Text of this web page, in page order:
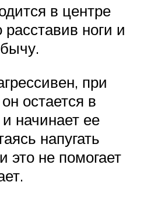
в центре
ноги и
при
остается в
начинает ее
напугать
это не помогает